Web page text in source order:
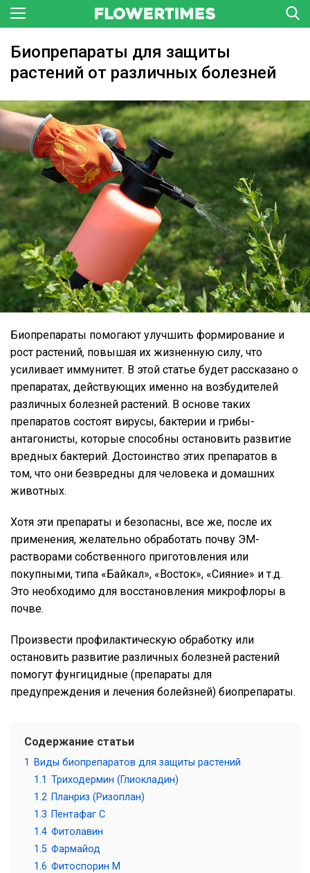
Биопрепараты для защиты
растений от различных болезней
Биопрепараты помогают улучшить формирование и
рост растений, повышая их жизненную силу, что
усиливает иммунитет. В этой статье будет рассказано о
препаратах, действующих именно на возбудителей
различных болезней растений. В основе таких
препаратов состоят вирусы, бактерии и грибы-
антагонисты, которые способны остановить развитие
вредных бактерий. Достоинство этих препаратов в
том, что они безвредны для человека и домашних
животных.
Хотя эти препараты и безопасны, все же, после их
применения, желательно обработать почву ЭМ-
растворами собственного приготовления или
покупными, типа «Байкал», «Восток», «Сияние» и т.д.
Это необходимо для восстановления микрофлоры в
почве.
Произвести профилактическую обработку или
остановить развитие различных болезней растений
помогут фунгицидные (препараты для
предупреждения и лечения болейзней) биопрепараты.
Содержание статьи
1
Виды биопрепаратов для защиты растений
1.1 Триходермин (Глиокладин)
1.2 Планриз (Ризоплан)
1.3 Пентафаг С
1.4 Фитолавин
1.5 Фармайод
1.6 Фитоспорин М